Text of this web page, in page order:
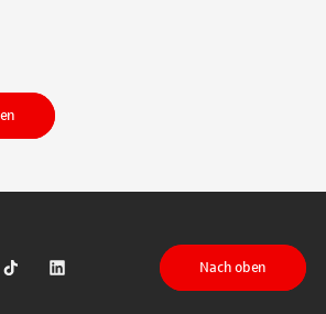
Youtube
auf Instagram
Sparkasse auf TikTok
Sparkasse auf LinkedIn
Nach oben